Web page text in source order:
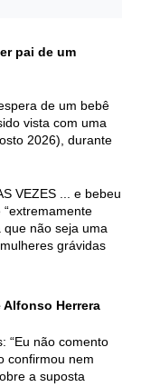
pai de um
de um bebê
vista com uma
2026), durante
VEZES ... e bebeu
que não seja uma
grávidas
Herrera
“Eu não comento
confirmou nem
a suposta